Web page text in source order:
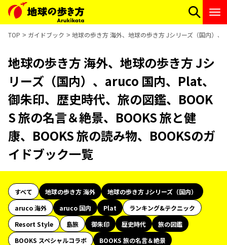
TOP ガイドブック 地球の歩き方 海外、地球の歩き方 Jシリーズ（国内）
地球の歩き方 海外、地球の歩き方 Jシ
リーズ（国内）、aruco 国内、Plat、
御朱印、歴史時代、旅の図鑑、BOOK
S 旅の名言＆絶景、BOOKS 旅と健
康、BOOKS 旅の読み物、BOOKSのガ
イドブック一覧
すべて 地球の歩き方 海外
地球の歩き方 Jシリーズ（国内）
aruco 海外
aruco 国内 Plat
ランキング&テクニック
Resort Style
島旅 御朱印 歴史時代
旅の図鑑
BOOKS スペシャルコラボ
BOOKS 旅の名言＆絶景